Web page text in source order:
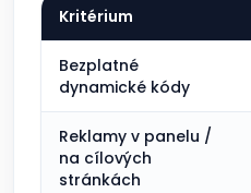
Kritérium
Bezplatné
dynamické kódy
Reklamy v panelu /
na cílových
stránkách